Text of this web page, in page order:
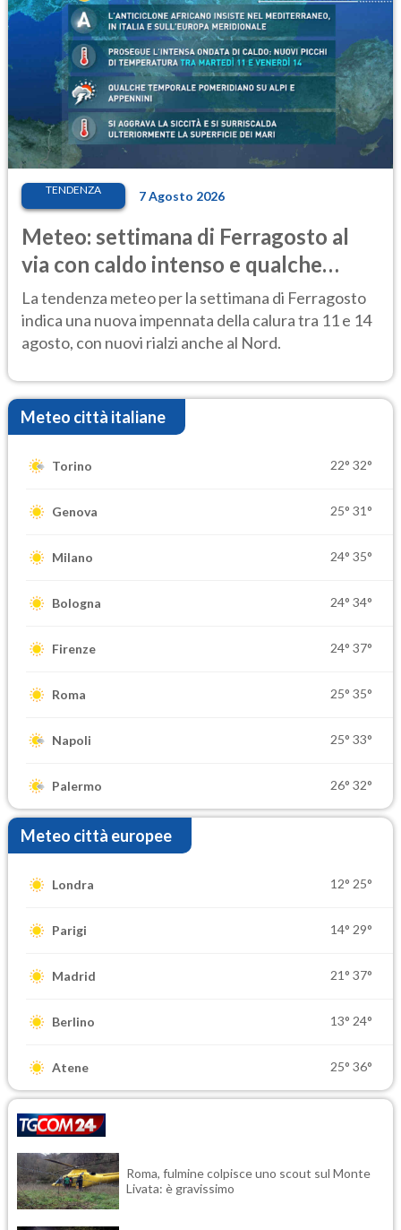
TENDENZA 7 Agosto 2026
Meteo: settimana di Ferragosto al
via con caldo intenso e qualche
temporale
La tendenza meteo per la settimana di Ferragosto
indica una nuova impennata della calura tra 11 e 14
agosto, con nuovi rialzi anche al Nord.
Meteo città italiane
Torino 22° 32°
Genova 25° 31°
Milano 24° 35°
Bologna 24° 34°
Firenze 24° 37°
Roma 25° 35°
Napoli 25° 33°
Palermo 26° 32°
Meteo città europee
Londra 12° 25°
Parigi 14° 29°
Madrid 21° 37°
Berlino 13° 24°
Atene 25° 36°
Roma, fulmine colpisce uno scout sul Monte
Livata: è gravissimo